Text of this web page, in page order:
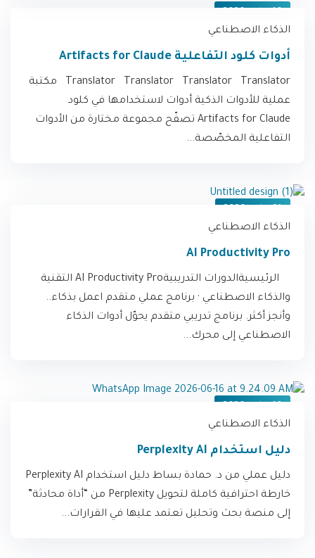
الذكاء الاصطناعي
أدوات كلود التفاعلية Artifacts for Claude
Translator Translator Translator Translator مكتبة
عملية للأدوات الذكية أدوات لاستخدامها في كلود
Artifacts for Claude تصفّح مجموعة مختارة من الأدوات
التفاعلية المخصّصة...
الذكاء الاصطناعي
AI Productivity Pro
الرئيسيةالدورات التدريبيةAI Productivity Pro التقنية
والذكاء الاصطناعي · برنامج عملي متقدم اعمل بذكاء..
وأنجز أكثر. برنامج تدريبي متقدم يحوّل أدوات الذكاء
الاصطناعي إلى محرك...
الذكاء الاصطناعي
دليل استخدام Perplexity AI
دليل عملي من د. حمادة بساط دليل استخدام Perplexity AI
خارطة احترافية كاملة لتحويل Perplexity من “أداة محادثة”
إلى منصة بحث وتحليل تعتمد عليها في القرارات...